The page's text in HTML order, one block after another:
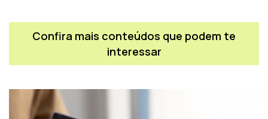
Confira mais conteúdos que podem te
interessar